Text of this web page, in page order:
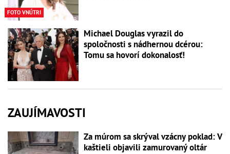
FOTO VNÚTRI
Michael Douglas vyrazil do
spoločnosti s nádhernou dcérou:
Tomu sa hovorí dokonalosť!
ZAUJÍMAVOSTI
Za múrom sa skrýval vzácny poklad: V
kaštieli objavili zamurovaný oltár